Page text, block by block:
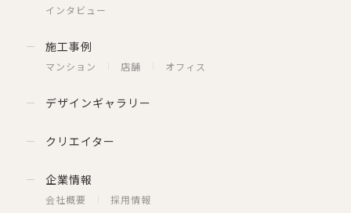
インタビュー
施工事例
マンション 店舗 オフィス
デザインギャラリー
クリエイター
企業情報
会社概要 採用情報